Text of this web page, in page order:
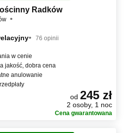
Radków
76 opinii
w cenie
jakość, dobra cena
anulowanie
od 245 zł
2 osoby, 1 noc
Cena gwarantowana